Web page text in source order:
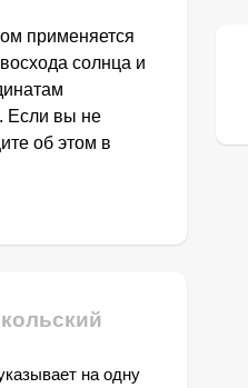
применяется
солнца и
Если вы не
об этом в
на одну